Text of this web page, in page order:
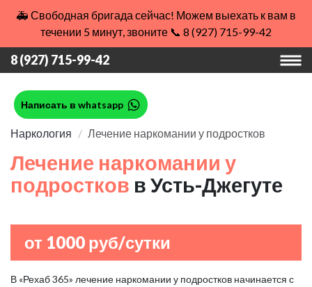
🚑 Свободная бригада сейчас! Можем выехать к вам в
течении 5 минут, звоните 📞 8 (927) 715-99-42
8 (927) 715-99-42
Написать в whatsapp
Наркология Лечение наркомании у подростков
Лечение наркомании у
подростков в Усть-Джегуте
от 1000 руб/сутки
В «Рехаб 365» лечение наркомании у подростков начинается с